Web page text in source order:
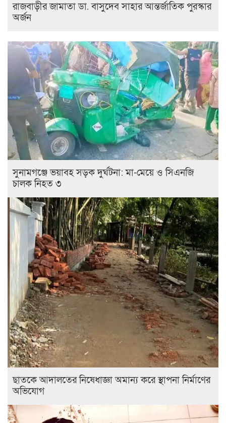
রাজবাড়ীর জামাতা ডা. বাসুদেব সাহার আন্তর্জাতিক পুরস্কার
অর্জন
সুনামগঞ্জে ভয়াবহ সড়ক দুর্ঘটনা: মা-মেয়ে ও সিএনজি
চালক নিহত ৩
ছাতকে আদালতের নিষেধাজ্ঞা অমান্য করে স্থাপনা নির্মাণের
অভিযোগ